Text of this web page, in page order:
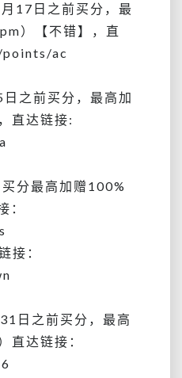
17日之前买分，最
）【不错】，直
points/ac
之前买分，最高加
直达链接:
分最高加赠100%
：
接：
日之前买分，最高
直达链接：